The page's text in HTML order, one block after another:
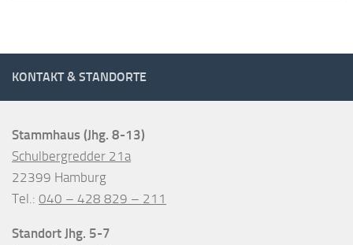
KONTAKT & STANDORTE
Stammhaus (Jhg. 8-13)
Schulbergredder 21a
22399 Hamburg
Tel.: 040 – 428 829 – 211
Standort Jhg. 5-7